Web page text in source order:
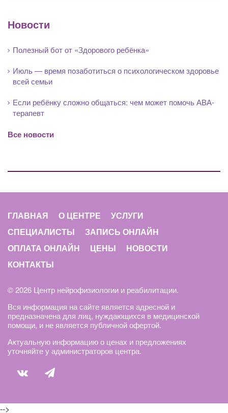
Новости
Полезный бот от «Здорового ребёнка»
Июль — время позаботиться о психологическом здоровье
всей семьи
Если ребёнку сложно общаться: чем может помочь АВА-
терапевт
Все новости
ГЛАВНАЯ О ЦЕНТРЕ
УСЛУГИ
СПЕЦИАЛИСТЫ
ЗАПИСЬ ОНЛАЙН
ОПЛАТА ОНЛАЙН
ЦЕНЫ
НОВОСТИ
КОНТАКТЫ
© 2026 Центр нейрофизиологии и реабилитации.
Вся информация на сайте является адресной и
предназначена для лиц, нуждающихся в медицинской
помощи, и не является публичной офертой.
Актуальную информацию о ценах и предложениях
уточняйте у администраторов центра.
-->